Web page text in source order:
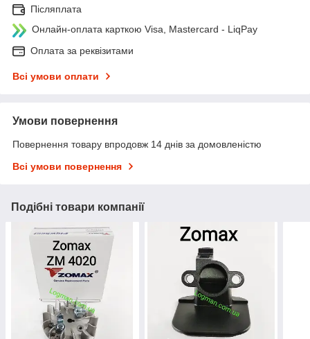
Післяплата
Онлайн-оплата карткою Visa, Mastercard - LiqPay
Оплата за реквізитами
Всі умови оплати
Умови повернення
Повернення товару впродовж 14 днів за домовленістю
Всі умови повернення
Подібні товари компанії